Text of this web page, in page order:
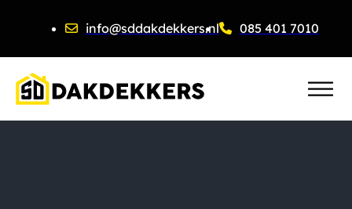
info@sddakdekkers.nl 085 401 7010